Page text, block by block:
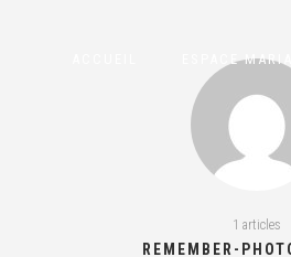
ESPACE
1 articles
REMEMBER-